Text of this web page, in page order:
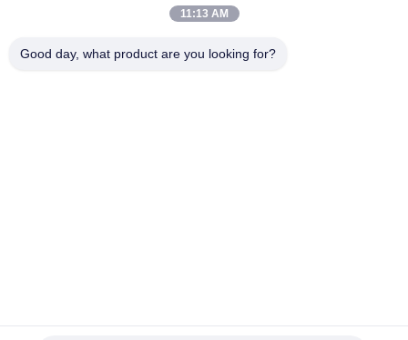
빠른 연락
11:13 AM
Good day, what product are you looking for?